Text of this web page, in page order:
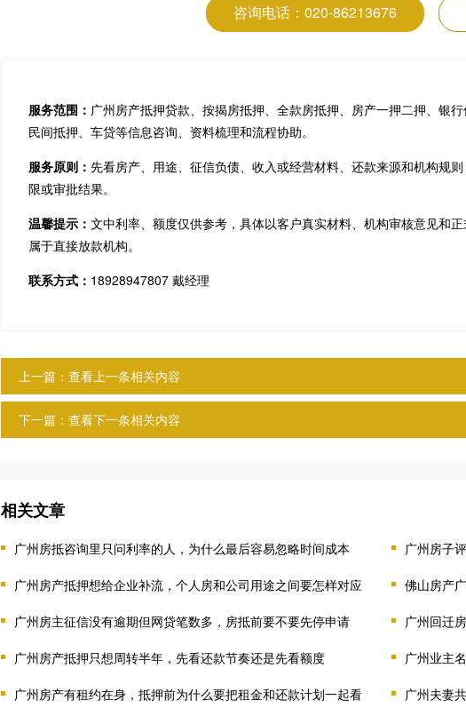
咨询电话：020-86213676
服务范围： 广州房产抵押贷款、按揭房抵押、全款房抵押、房产一押二押、银行
民间抵押、车贷等信息咨询、资料梳理和流程协助。
服务原则： 先看房产、用途、征信负债、收入或经营材料、还款来源和机构规
限或审批结果。
温馨提示： 文中利率、额度仅供参考，具体以客户真实材料、机构审核意见和
属于直接放款机构。
联系方式： 18928947807 戴经理
上一篇：查看上一条相关内容
下一篇：查看下一条相关内容
相关文章
广州房抵咨询里只问利率的人，为什么最后容易忽略时间成本 广州房子
广州房产抵押想给企业补流，个人房和公司用途之间要怎样对应 佛山房产
广州房主征信没有逾期但网贷笔数多，房抵前要不要先停申请 广州回迁
广州房产抵押只想周转半年，先看还款节奏还是先看额度 广州业主
广州房产有租约在身，抵押前为什么要把租金和还款计划一起看 广州夫妻